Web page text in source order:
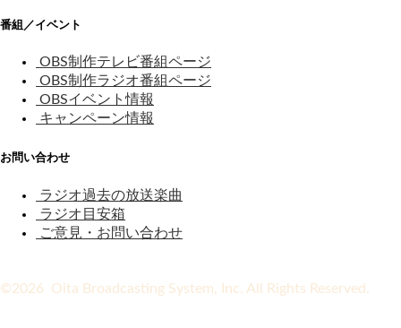
番組／イベント
OBS制作テレビ番組ページ
OBS制作ラジオ番組ページ
OBSイベント情報
キャンペーン情報
お問い合わせ
ラジオ過去の放送楽曲
ラジオ目安箱
ご意見・お問い合わせ
©2026 Oita Broadcasting System, Inc. All Rights Reserved.